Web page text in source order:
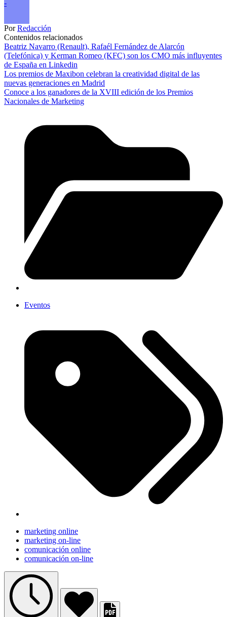
-
PorRedacción
Contenidos relacionados
Beatriz Navarro (Renault), Rafaél Fernández de Alarcón
(Telefónica) y Kerman Romeo (KFC) son los CMO más influyentes
de España en Linkedin
Los premios de Maxibon celebran la creatividad digital de las
nuevas generaciones en Madrid
Conoce a los ganadores de la XVIII edición de los Premios
Nacionales de Marketing
Eventos
marketing online
marketing on-line
comunicación online
comunicación on-line